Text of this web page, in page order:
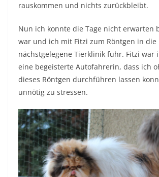
rauskommen und nichts zurückbleibt.
Nun ich konnte die Tage nicht erwarten
war und ich mit Fitzi zum Röntgen in die
nächstgelegene Tierklinik fuhr. Fitzi war
eine begeisterte Autofahrerin, dass ich
dieses Röntgen durchführen lassen
unnötig zu stressen.